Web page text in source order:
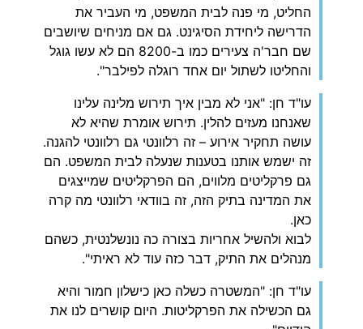
החליט, מי פנה לבית המשפט, מי העביר את
הדרישה ליחידת הסיגינט. גם אם מניחים שיושבים
שם חבר'ה צעירים כמו ב-8200 הם לא עשו גוגל
והחליטו לשתול יום אחד רוגלה לפילבר".
עו"ד חן: "אני לא מבין איך תירוש מלינה עלינו
שאנחנו מעזים להלין. תירוש אומרת שהיא לא
עושה תחקיר אירוע – זה רלוונטי גם רלוונטי להגנה.
זה ישמש אותנו בטענות שנעלה לבית המשפט. הם
גם פרקליטים מלווים, הם הפרקליטים שמייצגים
את המדינה בתיק הזה, זה בוודאי רלוונטי מה קרה
כאן.
לבוא ולהשיל אחריות בצורה כה נונשלנטית, כשהם
מנהלים את התיק, דבר כזה עוד לא ראיתי".
עו"ד חן: "המשטרה כשלה כאן כישלון חמור והיא
גם הכשילה את הפרקליטות. היום קושרים לנו את